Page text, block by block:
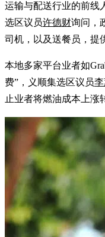
运输与配送行业的前
选区议员许德财询问，
司机，以及送餐员，提
本地多家平台业者如
费”，义顺集选区议员
止业者将燃油成本上涨